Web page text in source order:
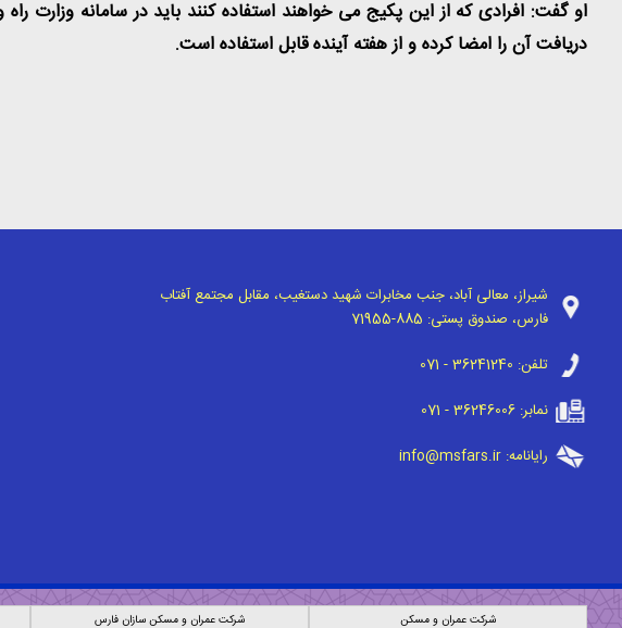
او گفت: افرادی که از این پکیج می خواهند استفاده کنند باید در سامانه وزارت
دریافت آن را امضا کرده و از هفته آینده قابل استفاده است.
شیراز، معالی آباد، جنب مخابرات شهید دستغیب، مقابل مجتمع آفتاب
فارس، صندوق پستی: 71955-885
تلفن: 071 - 36241240
نمابر: 071 - 36246006
رایانامه: info@msfars.ir
شرکت عمران و مسکن شرکت عمران و مسکن سازان فارس